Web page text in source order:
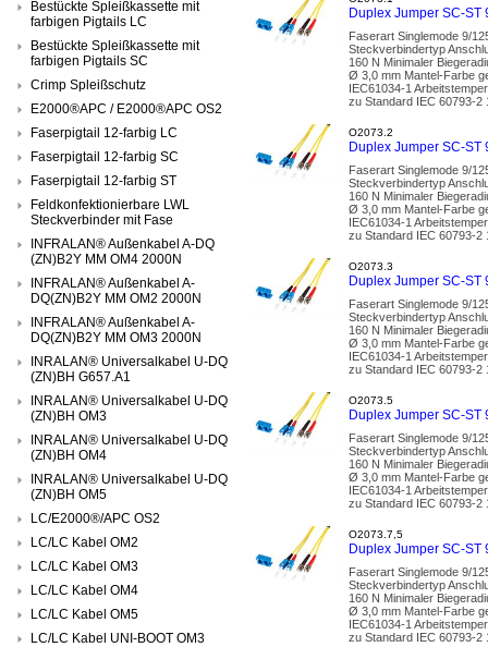
Bestückte Spleißkassette mit
farbigen Pigtails LC
Bestückte Spleißkassette mit
farbigen Pigtails SC
Crimp Spleißschutz
E2000®APC / E2000®APC OS2
Faserpigtail 12-farbig LC
Faserpigtail 12-farbig SC
Faserpigtail 12-farbig ST
Feldkonfektionierbare LWL
Steckverbinder mit Fase
INFRALAN® Außenkabel A-DQ
(ZN)B2Y MM OM4 2000N
INFRALAN® Außenkabel A-
DQ(ZN)B2Y MM OM2 2000N
INFRALAN® Außenkabel A-
DQ(ZN)B2Y MM OM3 2000N
INRALAN® Universalkabel U-DQ
(ZN)BH G657.A1
INRALAN® Universalkabel U-DQ
(ZN)BH OM3
INRALAN® Universalkabel U-DQ
(ZN)BH OM4
INRALAN® Universalkabel U-DQ
(ZN)BH OM5
LC/E2000®/APC OS2
LC/LC Kabel OM2
LC/LC Kabel OM3
LC/LC Kabel OM4
LC/LC Kabel OM5
LC/LC Kabel UNI-BOOT OM3
Duplex Jumper SC-ST
Faserart Singlemode 9/
Steckverbindertyp
160 N Minimaler
Ø 3,0 mm Mantel-Farbe
IEC61034-1
zu Standard IEC 60793-2
O2073.2
Duplex Jumper SC-ST
Faserart Singlemode 9/
Steckverbindertyp
160 N Minimaler
Ø 3,0 mm Mantel-Farbe
IEC61034-1
zu Standard IEC 60793-2
O2073.3
Duplex Jumper SC-ST
Faserart Singlemode 9/
Steckverbindertyp
160 N Minimaler
Ø 3,0 mm Mantel-Farbe
IEC61034-1
zu Standard IEC 60793-2
O2073.5
Duplex Jumper SC-ST
Faserart Singlemode 9/
Steckverbindertyp
160 N Minimaler
Ø 3,0 mm Mantel-Farbe
IEC61034-1
zu Standard IEC 60793-2
O2073.7,5
Duplex Jumper SC-ST
Faserart Singlemode 9/
Steckverbindertyp
160 N Minimaler
Ø 3,0 mm Mantel-Farbe
IEC61034-1
zu Standard IEC 60793-2